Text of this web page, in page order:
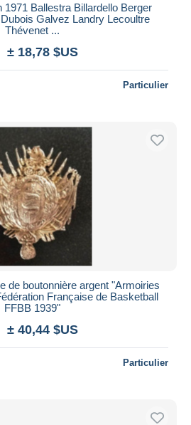
1971 Ballestra Billardello Berger
Galvez Landry Lecoultre
Thévenet ...
± 18,78 $US
Particulier
de boutonnière argent "Armoiries
Française de Basketball
FFBB 1939"
± 40,44 $US
Particulier